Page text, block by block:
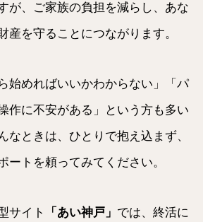
が、ご家族の負担を減らし、あな
産を守ることにつながります。
始めればいいかわからない」「パ
作に不安がある」という方も多い
なときは、ひとりで抱え込まず、
ートを頼ってみてください。
サイト 「あい神戸」 では、終活に